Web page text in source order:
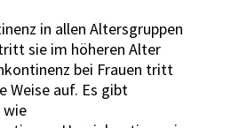
in allen Altersgruppen
sie im höheren Alter
bei Frauen tritt
Weise auf. Es gibt
wie